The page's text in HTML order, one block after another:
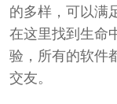
的多样，可以满
在这里找到生命
验，所有的软件
交友。